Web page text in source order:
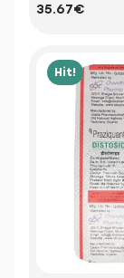
35.67€
Hit!